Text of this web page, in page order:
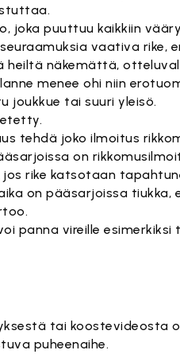
joka puuttuu kaikkiin
vaativa rike,
näkemättä,
menee ohi niin
joukkue tai suuri yleisö.
tehdä joko ilmoitus
on
jos rike katsotaan
on pääsarjoissa
panna vireille
tai koostevideosta
puheenaihe.